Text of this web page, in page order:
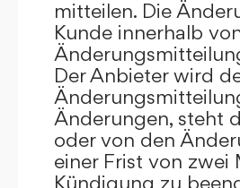
mitteilen. Die
Kunde innerhalb
Der Anbieter wird
Änderungen, steht
oder von den
einer Frist von
Kündigung zu